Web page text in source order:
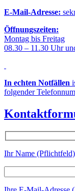
E-Mail-Adresse:
Öffnungszeiten:
Montag bis Freitag
08.30 – 11.30 Uhr
In echten Notfällen
folgender
Ihr Name (Pflichtfeld)